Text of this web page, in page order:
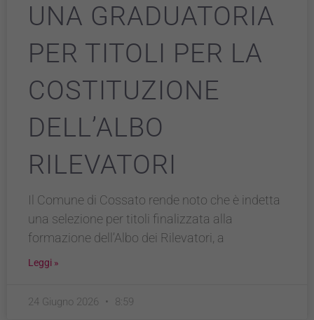
UNA GRADUATORIA
PER TITOLI PER LA
COSTITUZIONE
DELL’ALBO
RILEVATORI
Il Comune di Cossato rende noto che è indetta
una selezione per titoli finalizzata alla
formazione dell’Albo dei Rilevatori, a
Leggi »
24 Giugno 2026 8:59